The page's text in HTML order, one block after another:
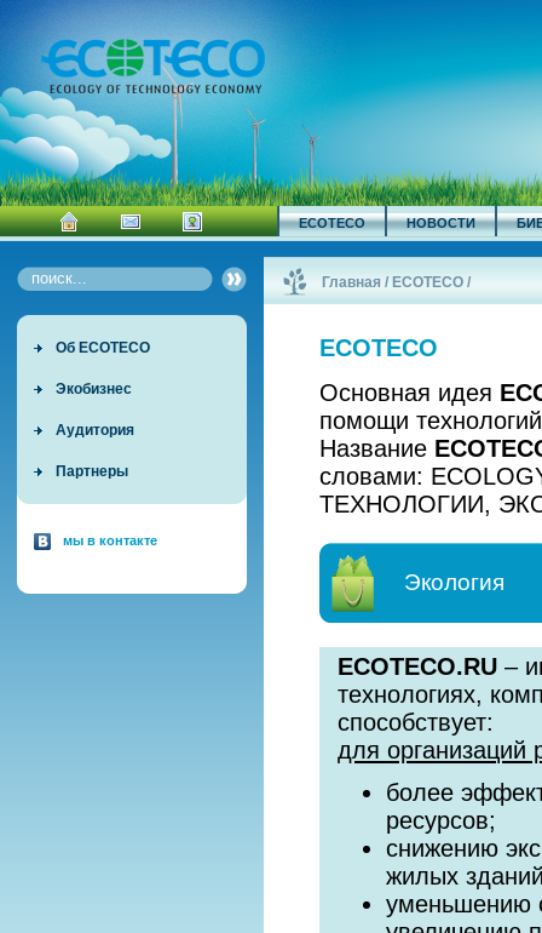
ECOTECO НОВОСТИ
Об ECOTECO
Экобизнес
Аудитория
Партнеры
мы в контакте
Главная / ECOTECO /
ECOTECO
Основная идея
помощи
Название
словами:
ТЕХНОЛОГИИ,
Экология
ECOTECO.RU –
технологиях,
способствует:
для организаций
более
ресурсов;
снижению
жилых
уменьшению